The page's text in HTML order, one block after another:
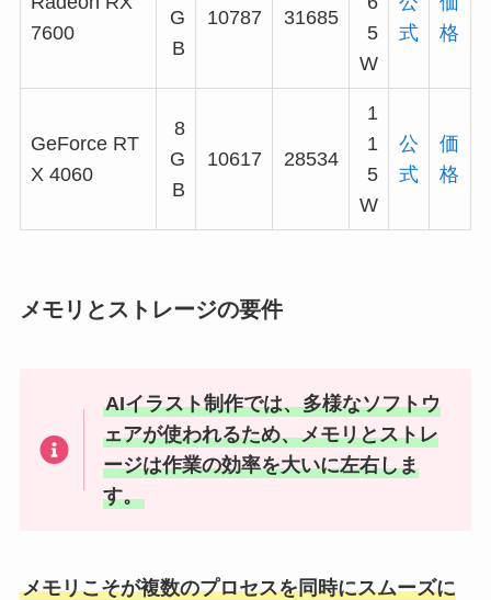
7600
G
B
10787 31685
5
W
式
格
GeForce RT
X 4060
8
G
B
10617 28534
1
1
5
W
公
式
価
格
メモリとストレージの要件
AIイラスト制作では、多様なソフトウ
ェアが使われるため、メモリとストレ
ージは作業の効率を大いに左右しま
す。
メモリこそが複数のプロセスを同時にスムーズに